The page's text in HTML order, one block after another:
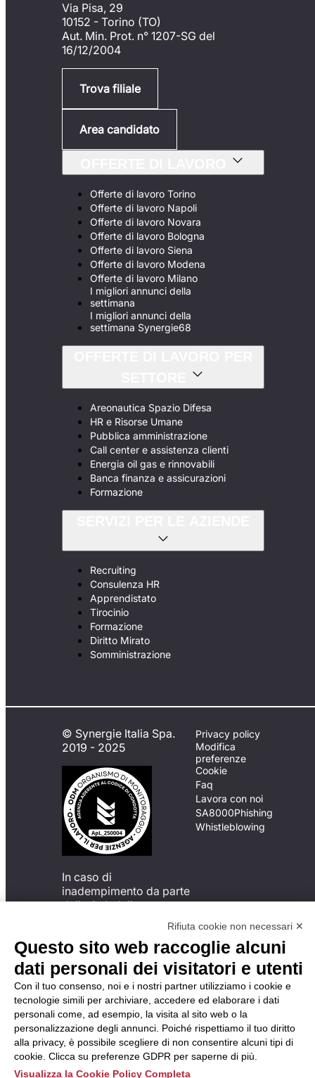
Via Pisa, 29
10152 - Torino (TO)
Aut. Min. Prot. n° 1207-SG del
16/12/2004
Trova filiale
Area candidato
Offerte di lavoro Torino
Offerte di lavoro Napoli
Offerte di lavoro Novara
Offerte di lavoro Bologna
Offerte di lavoro Siena
Offerte di lavoro Modena
Offerte di lavoro Milano
I migliori annunci della
settimana
I migliori annunci della
settimana Synergie68
Areonautica Spazio Difesa
HR e Risorse Umane
Pubblica amministrazione
Call center e assistenza clienti
Energia oil gas e rinnovabili
Banca finanza e assicurazioni
Formazione
Recruiting
Consulenza HR
Apprendistato
Tirocinio
Formazione
Diritto Mirato
Somministrazione
© Synergie Italia Spa.
2019 - 2025
In caso di
inadempimento da parte
della ApL delle
del Codice di Condotta, è
possibile presentare un
reclamo
all’Organismo di
Monitoraggio utilizzando
una delle modalità
descritte al seguente
indirizzo web
https://odm-
agenzielavoro.it/reclami/.
Privacy policy
Modifica
preferenze
Cookie
Faq
Lavora con noi
SA8000Phishing
Whistleblowing
Rifiuta cookie non necessari ✕
Questo sito web raccoglie alcuni
dati personali dei visitatori e utenti
Con il tuo consenso, noi e i nostri partner utilizziamo i cookie e
tecnologie simili per archiviare, accedere ed elaborare i dati
personali come, ad esempio, la visita al sito web o la
personalizzazione degli annunci. Poiché rispettiamo il tuo diritto
alla privacy, è possibile scegliere di non consentire alcuni tipi di
cookie. Clicca su preferenze GDPR per saperne di più.
Visualizza la Cookie Policy Completa